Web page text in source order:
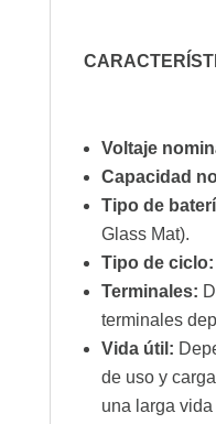
Voltaje
Capacidad
Tipo de
Glass Mat).
Tipo de ciclo:
Terminales:
terminales
Vida útil:
de uso y
una larga